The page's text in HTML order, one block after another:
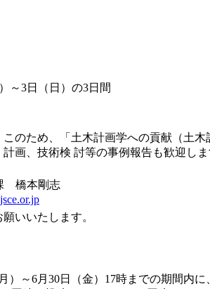
～3日（日）の3日間
のため、「土木計画学への貢献（土
画、技術検 討等の事例報告も歓迎し
橋本剛志
いいたします。
～6月30日（金）17時までの期間内